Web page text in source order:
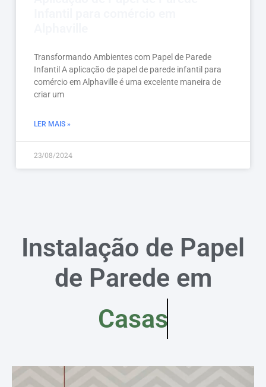
Transformando Ambientes com Papel de Parede
Infantil A aplicação de papel de parede infantil para
comércio em Alphaville é uma excelente maneira de
criar um
LER MAIS »
23/08/2024
Instalação de Papel
de Parede em
Casas